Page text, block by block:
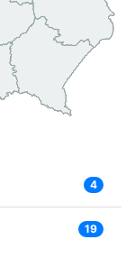
4
19